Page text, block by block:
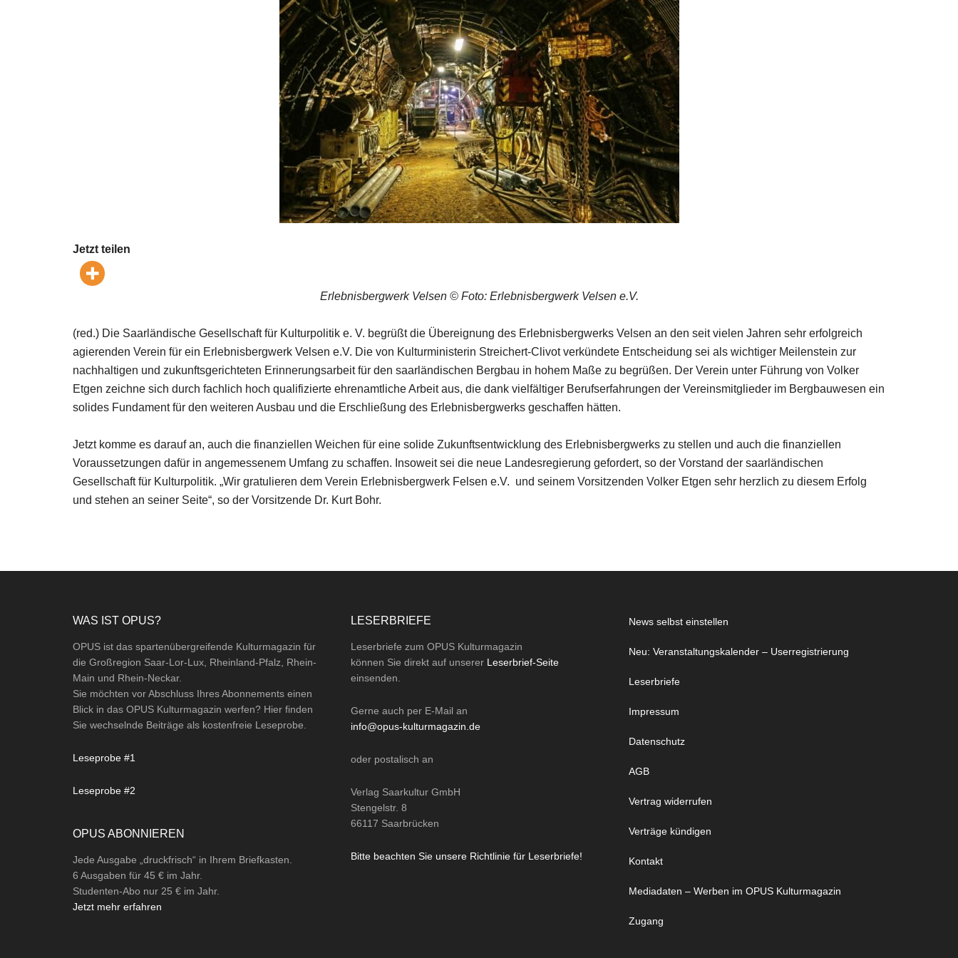
Jetzt teilen
Erlebnisbergwerk Velsen © Foto: Erlebnisbergwerk Velsen e.V.
(red.) Die Saarländische Gesellschaft für Kulturpolitik e. V. begrüßt die Übereignung des Erlebnisbergwerks Velsen an den seit vielen Jahren sehr erfolgreich
agierenden Verein für ein Erlebnisbergwerk Velsen e.V. Die von Kulturministerin Streichert-Clivot verkündete Entscheidung sei als wichtiger Meilenstein zur
nachhaltigen und zukunftsgerichteten Erinnerungsarbeit für den saarländischen Bergbau in hohem Maße zu begrüßen. Der Verein unter Führung von Volker
Etgen zeichne sich durch fachlich hoch qualifizierte ehrenamtliche Arbeit aus, die dank vielfältiger Berufserfahrungen der Vereinsmitglieder im Bergbauwesen ein
solides Fundament für den weiteren Ausbau und die Erschließung des Erlebnisbergwerks geschaffen hätten.
Jetzt komme es darauf an, auch die finanziellen Weichen für eine solide Zukunftsentwicklung des Erlebnisbergwerks zu stellen und auch die finanziellen
Voraussetzungen dafür in angemessenem Umfang zu schaffen. Insoweit sei die neue Landesregierung gefordert, so der Vorstand der saarländischen
Gesellschaft für Kulturpolitik. „Wir gratulieren dem Verein Erlebnisbergwerk Felsen e.V. und seinem Vorsitzenden Volker Etgen sehr herzlich zu diesem Erfolg
und stehen an seiner Seite“, so der Vorsitzende Dr. Kurt Bohr.
WAS IST OPUS?
OPUS ist das spartenübergreifende Kulturmagazin für
die Großregion Saar-Lor-Lux, Rheinland-Pfalz, Rhein-
Main und Rhein-Neckar.
Sie möchten vor Abschluss Ihres Abonnements einen
Blick in das OPUS Kulturmagazin werfen? Hier finden
Sie wechselnde Beiträge als kostenfreie Leseprobe.
Leseprobe #1
Leseprobe #2
OPUS ABONNIEREN
Jede Ausgabe „druckfrisch“ in Ihrem Briefkasten.
6 Ausgaben für 45 € im Jahr.
Studenten-Abo nur 25 € im Jahr.
Jetzt mehr erfahren
LESERBRIEFE
Leserbriefe zum OPUS Kulturmagazin
können Sie direkt auf unserer Leserbrief-Seite
einsenden.
Gerne auch per E-Mail an
info@opus-kulturmagazin.de
oder postalisch an
Verlag Saarkultur GmbH
Stengelstr. 8
66117 Saarbrücken
Bitte beachten Sie unsere Richtlinie für Leserbriefe!
News selbst einstellen
Neu: Veranstaltungskalender – Userregistrierung
Leserbriefe
Impressum
Datenschutz
AGB
Vertrag widerrufen
Verträge kündigen
Kontakt
Mediadaten – Werben im OPUS Kulturmagazin
Zugang